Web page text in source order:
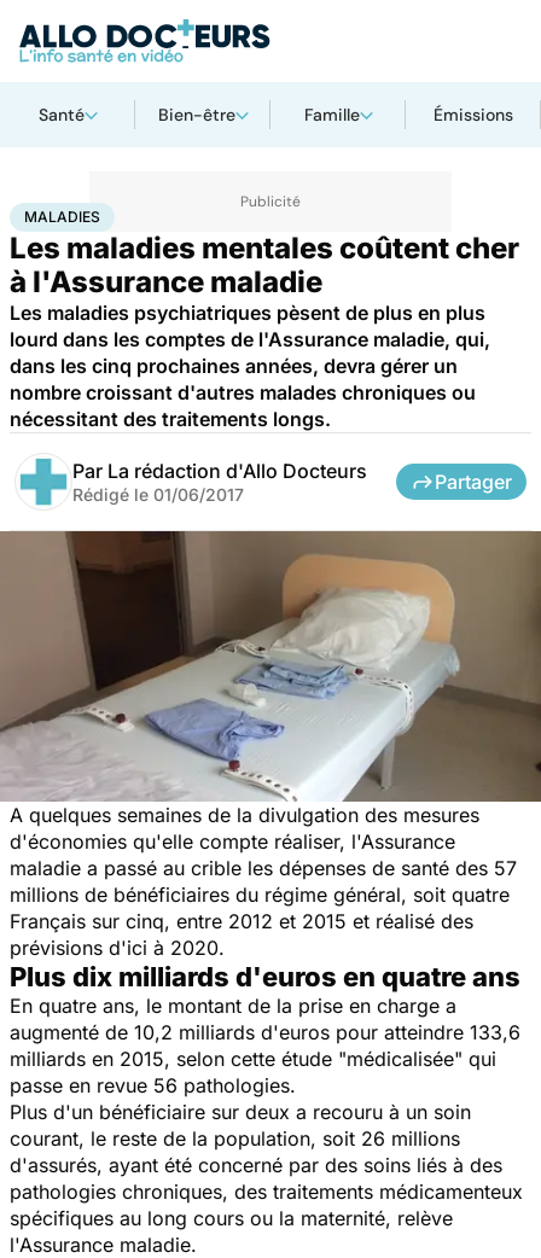
Santé Bien-être Famille Émissions
AccueilSanté Maladies
MALADIES
Les maladies mentales coûtent cher
à l'Assurance maladie
Les maladies psychiatriques pèsent de plus en plus
lourd dans les comptes de l'Assurance maladie, qui,
dans les cinq prochaines années, devra gérer un
nombre croissant d'autres malades chroniques ou
nécessitant des traitements longs.
Par La rédaction d'Allo Docteurs
Rédigé le 01/06/2017
Partager
A quelques semaines de la divulgation des mesures
d'économies qu'elle compte réaliser, l'Assurance
maladie a passé au crible les dépenses de santé des 57
millions de bénéficiaires du régime général, soit quatre
Français sur cinq, entre 2012 et 2015 et réalisé des
prévisions d'ici à 2020.
Plus dix milliards d'euros en quatre ans
En quatre ans, le montant de la prise en charge a
augmenté de 10,2 milliards d'euros pour atteindre 133,6
milliards en 2015, selon cette étude "médicalisée" qui
passe en revue 56 pathologies.
Plus d'un bénéficiaire sur deux a recouru à un soin
courant, le reste de la population, soit 26 millions
d'assurés, ayant été concerné par des soins liés à des
pathologies chroniques, des traitements médicamenteux
spécifiques au long cours ou la maternité, relève
l'Assurance maladie.